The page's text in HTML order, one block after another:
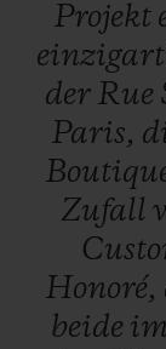
Projekt
der Rue
Paris,
Zufall
Honoré,
beide im